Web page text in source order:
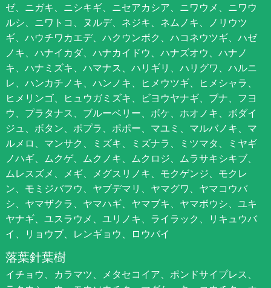
ゼ、ニガキ、ニシキギ、ニセアカシア、ニワウメ、ニワウ
ルシ、ニワトコ、ヌルデ、ネジキ、ネムノキ、ノリウツ
ギ、ハウチワカエデ、ハクウンボク、ハコネウツギ、ハゼ
ノキ、ハナイカダ、ハナカイドウ、ハナズオウ、ハナノ
キ、ハナミズキ、ハマナス、ハリギリ、ハリグワ、ハルニ
レ、ハンカチノキ、ハンノキ、ヒメウツギ、ヒメシャラ、
ヒメリンゴ、ヒュウガミズキ、ビヨウヤナギ、ブナ、フヨ
ウ、プラタナス、ブルーベリー、ボケ、ホオノキ、ボダイ
ジュ、ボタン、ポプラ、ポポー、マユミ、マルバノキ、マ
ルメロ、マンサク、ミズキ、ミズナラ、ミツマタ、ミヤギ
ノハギ、ムクゲ、ムクノキ、ムクロジ、ムラサキシキブ、
ムレスズメ、メギ、メグスリノキ、モクゲンジ、モクレ
ン、モミジバフウ、ヤブデマリ、ヤマグワ、ヤマコウバ
シ、ヤマザクラ、ヤマハギ、ヤマブキ、ヤマボウシ、ユキ
ヤナギ、ユスラウメ、ユリノキ、ライラック、リキュウバ
イ、リョウブ、レンギョウ、ロウバイ
落葉針葉樹
イチョウ、カラマツ、メタセコイア、ポンドサイプレス、